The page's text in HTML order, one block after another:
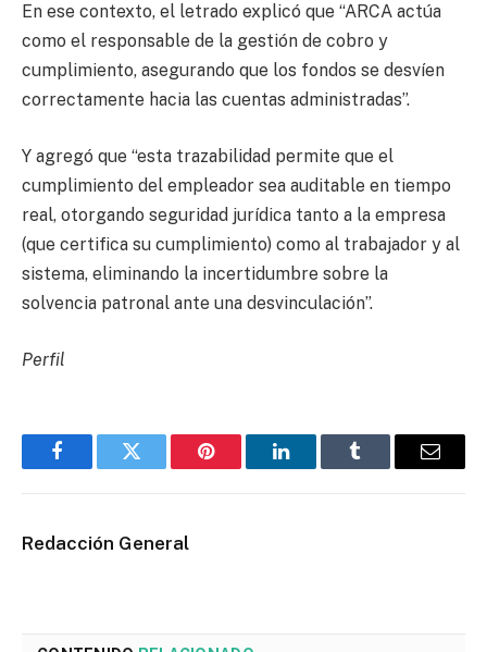
En ese contexto, el letrado explicó que “ARCA actúa
como el responsable de la gestión de cobro y
cumplimiento, asegurando que los fondos se desvíen
correctamente hacia las cuentas administradas”.
Y agregó que “esta trazabilidad permite que el
cumplimiento del empleador sea auditable en tiempo
real, otorgando seguridad jurídica tanto a la empresa
(que certifica su cumplimiento) como al trabajador y al
sistema, eliminando la incertidumbre sobre la
solvencia patronal ante una desvinculación”.
Perfil
FacebookTwitter Pinterest LinkedInTumblr Email
Redacción General